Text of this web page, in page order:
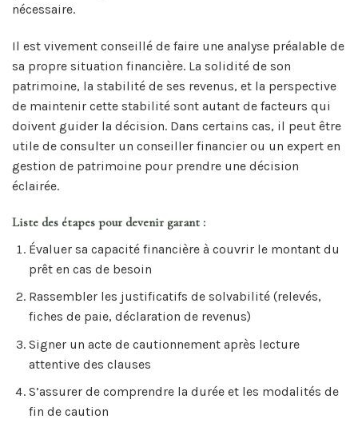
nécessaire.
Il est vivement conseillé de faire une analyse préalable de
sa propre situation financière. La solidité de son
patrimoine, la stabilité de ses revenus, et la perspective
de maintenir cette stabilité sont autant de facteurs qui
doivent guider la décision. Dans certains cas, il peut être
utile de consulter un conseiller financier ou un expert en
gestion de patrimoine pour prendre une décision
éclairée.
Liste des étapes pour devenir garant :
Évaluer sa capacité financière à couvrir le montant du
prêt en cas de besoin
Rassembler les justificatifs de solvabilité (relevés,
fiches de paie, déclaration de revenus)
Signer un acte de cautionnement après lecture
attentive des clauses
S’assurer de comprendre la durée et les modalités de
fin de caution